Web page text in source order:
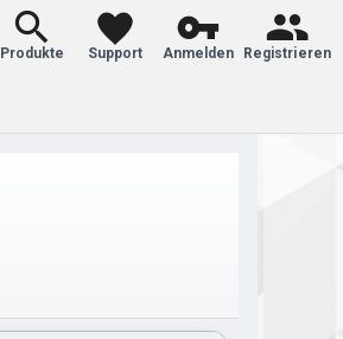
Produkte Support Anmelden Registrieren